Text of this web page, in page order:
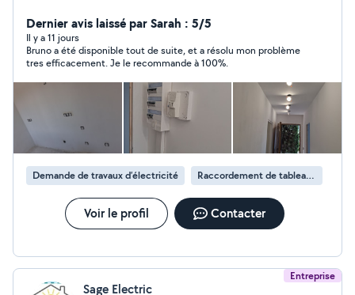
grand plaisir,je suis également peintre ces mon métier
secondaire.
Dernier avis laissé par Sarah : 5/5
Il y a 11 jours
Bruno a été disponible tout de suite, et a résolu mon problème
tres efficacement. Je le recommande à 100%.
Demande de travaux d’électricité Raccordement de tableau électrique
Voir le profil Contacter
Entreprise
Sage Electric